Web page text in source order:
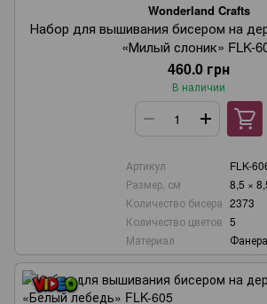
Wonderland Crafts
Набор для вышивания бисером на
«Милый слоник» FLK-
460.0 грн
В наличии
Артикул
FLK-
Размер, см
8,5 ×
Количество бисера 2373
Количество цветов 5
Материал
Фанера